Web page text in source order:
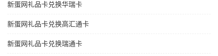
新蛋网礼品卡兑换华瑞卡
新蛋网礼品卡兑换高汇通卡
新蛋网礼品卡兑换瑞通卡